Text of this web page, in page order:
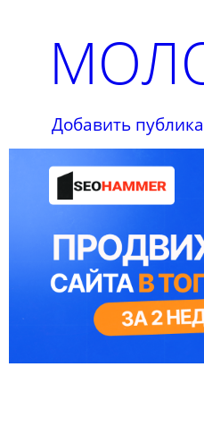
Добавить